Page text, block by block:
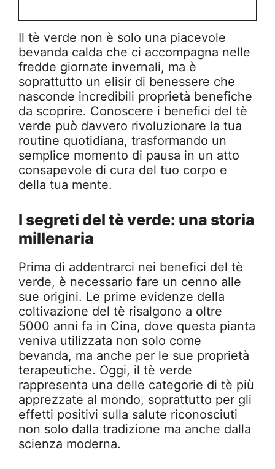
Il tè verde non è solo una piacevole
bevanda calda che ci accompagna nelle
fredde giornate invernali, ma è
soprattutto un elisir di benessere che
nasconde incredibili proprietà benefiche
da scoprire. Conoscere i benefici del tè
verde può davvero rivoluzionare la tua
routine quotidiana, trasformando un
semplice momento di pausa in un atto
consapevole di cura del tuo corpo e
della tua mente.
I segreti del tè verde: una storia
millenaria
Prima di addentrarci nei benefici del tè
verde, è necessario fare un cenno alle
sue origini. Le prime evidenze della
coltivazione del tè risalgono a oltre
5000 anni fa in Cina, dove questa pianta
veniva utilizzata non solo come
bevanda, ma anche per le sue proprietà
terapeutiche. Oggi, il tè verde
rappresenta una delle categorie di tè più
apprezzate al mondo, soprattutto per gli
effetti positivi sulla salute riconosciuti
non solo dalla tradizione ma anche dalla
scienza moderna.